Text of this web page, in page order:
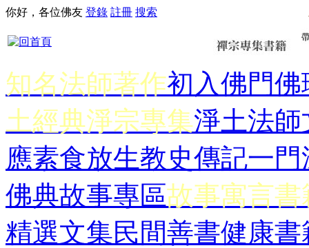
你好，各位佛友 登錄 註冊 搜索
知名法師著作初入佛門佛
土經典淨宗專集淨土法師
應素食放生教史傳記一門
佛典故事專區故事寓言書
精選文集民間善書健康書